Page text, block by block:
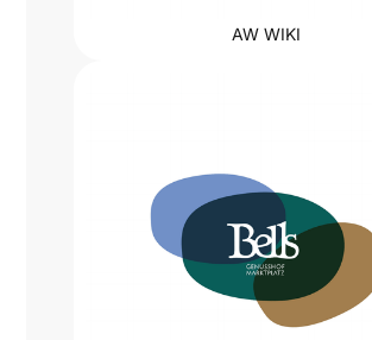
AW WIKI